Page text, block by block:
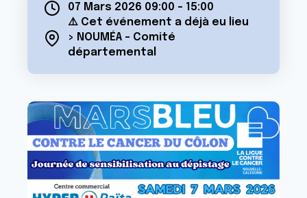
07 Mars 2026 09:00 - 15:00
⚠️ Cet événement a déjà eu lieu
> NOUMÉA - Comité
départemental